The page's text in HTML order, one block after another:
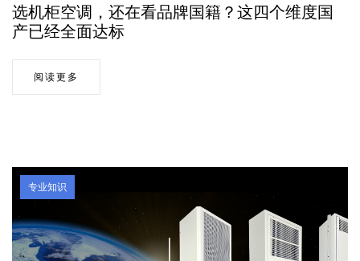
选机柜空调，还在看品牌国籍？这四个维度国
产已经全面达标
阅读更多
专业知识